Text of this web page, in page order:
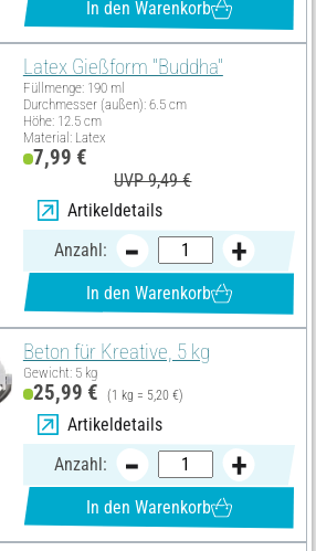
In den Warenkorb
Latex Gießform "Buddha"
Füllmenge: 190 ml
Durchmesser (außen): 6.5 cm
Höhe: 12.5 cm
Material: Latex
7,99 €
UVP 9,49 €
Artikeldetails
Anzahl:
In den Warenkorb
Beton für Kreative, 5 kg
Gewicht: 5 kg
25,99 € (1 kg = 5,20 €)
Artikeldetails
Anzahl:
In den Warenkorb